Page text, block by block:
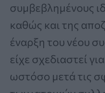
συμβεβλημένους
καθώς και της
έναρξη του νέου
είχε σχεδιαστεί
ωστόσο μετά τις